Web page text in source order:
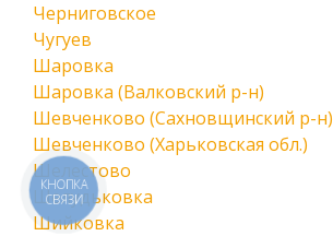
Черниговское
Чугуев
Шаровка
Шаровка (Валковский р-н)
Шевченково (Сахновщинский р-н)
Шевченково (Харьковская обл.)
Шелестово
Шелудьковка
Шийковка
КНОПКА
СВЯЗИ